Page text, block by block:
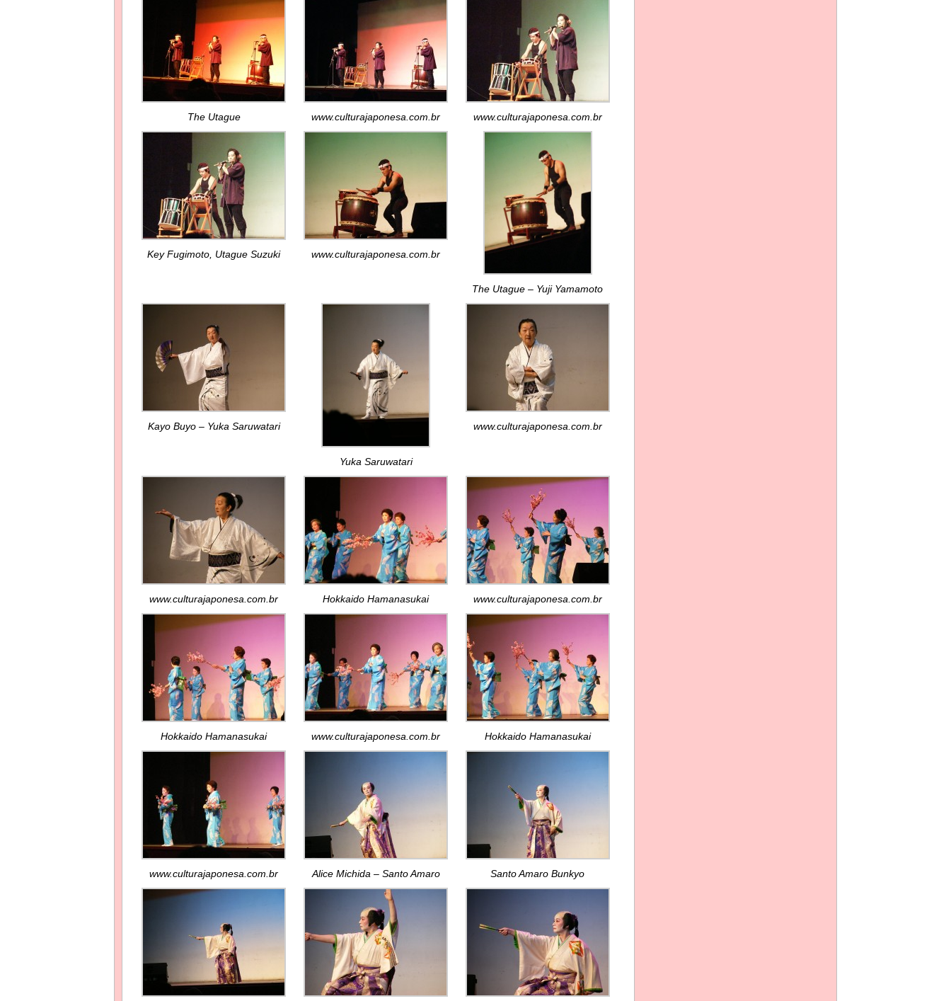
The Utague www.culturajaponesa.com.br www.culturajaponesa.com.br
Key Fugimoto, Utague Suzuki www.culturajaponesa.com.br
The Utague – Yuji Yamamoto
Kayo Buyo – Yuka Saruwatari
Yuka Saruwatari
www.culturajaponesa.com.br
www.culturajaponesa.com.br Hokkaido Hamanasukai www.culturajaponesa.com.br
Hokkaido Hamanasukai www.culturajaponesa.com.br Hokkaido Hamanasukai
www.culturajaponesa.com.br Alice Michida – Santo Amaro Santo Amaro Bunkyo